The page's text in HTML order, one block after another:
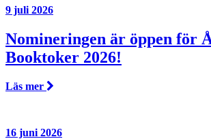
9 juli 2026
Nomineringen är öppen för
Booktoker 2026!
Läs mer
16 juni 2026